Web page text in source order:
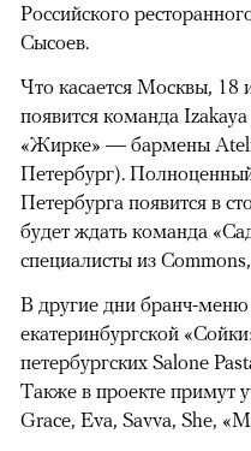
Российского
Сысоев.
Что касается Москвы,
появится команда
«Жирке» — бармены
Петербург).
Петербурга появится в
будет ждать команда
специалисты из
В другие дни бранч-меню
екатеринбургской
петербургских Salone
Также в проекте примут
Grace, Eva, Savva, She,